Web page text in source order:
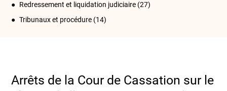
Redressement et liquidation judiciaire (27)
Tribunaux et procédure (14)
Arrêts de la Cour de Cassation sur le